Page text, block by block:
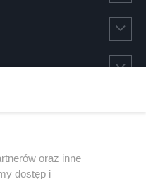
oraz inne
dostęp i